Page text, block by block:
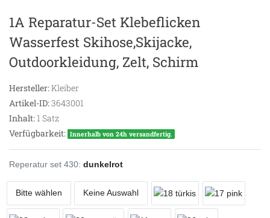
1A Reparatur-Set Klebeflicken
Wasserfest Skihose,Skijacke,
Outdoorkleidung, Zelt, Schirm
Hersteller:Kleiber
Artikel-ID:3643001
Inhalt:1 Satz
Verfügbarkeit: Innerhalb von 24h versandfertig.
Reperatur set 430: dunkelrot
Bitte wählen Keine Auswahl